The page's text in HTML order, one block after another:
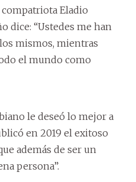
Eladio
dice: “Ustedes me han
mismos, mientras
el mundo como
le deseó lo mejor a
en 2019 el exitoso
además de ser un
persona”.